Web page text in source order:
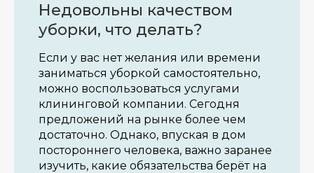
Недовольны качеством
уборки, что делать?
Если у вас нет желания или времени
заниматься уборкой самостоятельно,
можно воспользоваться услугами
клининговой компании. Сегодня
предложений на рынке более чем
достаточно. Однако, впуская в дом
постороннего человека, важно заранее
изучить, какие обязательства берёт на